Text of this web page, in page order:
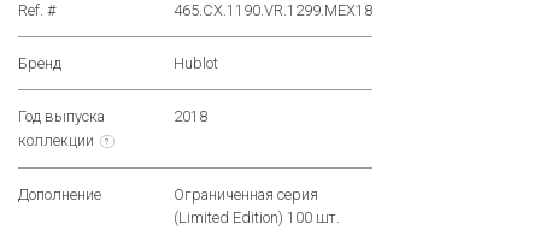
Ref. # 465.CX.1190.VR.1299.MEX18
Бренд Hublot
Год выпуска
коллекции
?
2018
Дополнение
Ограниченная серия
(Limited Edition) 100 шт.